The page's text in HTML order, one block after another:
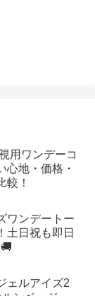
用ワンデーコ
心地・価格・
較！
ワンデートー
土日祝も即日
ェルアイズ2